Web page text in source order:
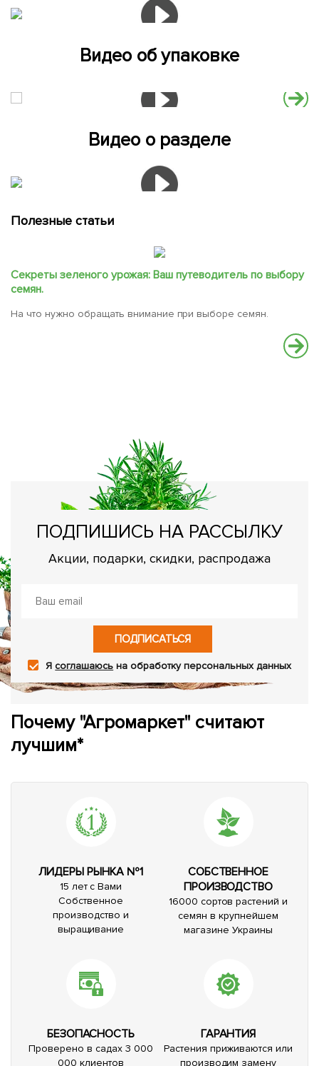
Видео об упаковке
Видео о разделе
Полезные статьи
Секреты зеленого урожая: Ваш путеводитель по выбору
семян.
На что нужно обращать внимание при выборе семян.
ПОДПИШИСЬ НА РАССЫЛКУ
Акции, подарки, скидки, распродажа
ПОДПИСАТЬСЯ
Ясоглашаюсь на обработку персональных данных
Почему "Агромаркет" считают
лучшим*
ЛИДЕРЫ РЫНКА №1
15 лет с Вами
Собственное
производство и
выращивание
СОБСТВЕННОЕ
ПРОИЗВОДСТВО
16000 сортов растений и
семян в крупнейшем
магазине Украины
БЕЗОПАСНОСТЬ
Проверено в садах 3 000
000 клиентов
ГАРАНТИЯ
Растения приживаются или
производим замену